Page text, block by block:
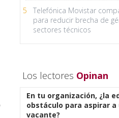
5
Telefónica Movistar
para reducir brecha de
sectores técnicos
Los lectores Opinan
En tu organización, ¿la
obstáculo para aspirar a
vacante?